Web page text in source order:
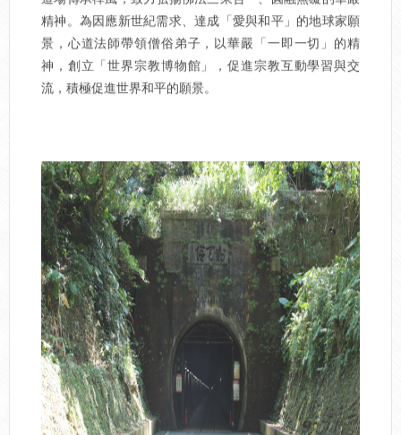
精神。為因應新世紀需求、達成「愛與和平」的地球家願
景，心道法師帶領僧俗弟子，以華嚴「一即一切」的精
神，創立「世界宗教博物館」，促進宗教互動學習與交
流，積極促進世界和平的願景。